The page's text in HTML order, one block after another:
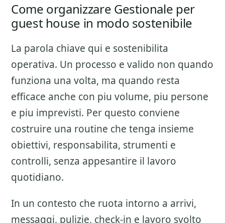
Come organizzare Gestionale per
guest house in modo sostenibile
La parola chiave qui e sostenibilita
operativa. Un processo e valido non quando
funziona una volta, ma quando resta
efficace anche con piu volume, piu persone
e piu imprevisti. Per questo conviene
costruire una routine che tenga insieme
obiettivi, responsabilita, strumenti e
controlli, senza appesantire il lavoro
quotidiano.
In un contesto che ruota intorno a arrivi,
messaggi, pulizie, check-in e lavoro svolto